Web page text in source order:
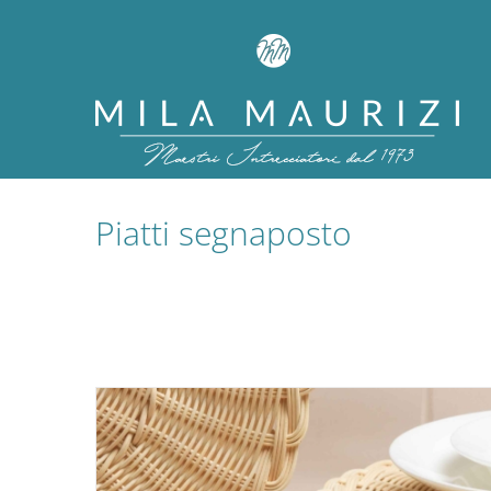
Piatti segnaposto